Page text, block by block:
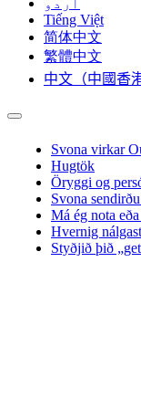
اردو
Tiếng Việt
简体中文
繁體中文
中文（中國香
Svona virkar
Hugtök
Öryggi og
Svona
Má ég nota
Hvernig
Styðjið þið